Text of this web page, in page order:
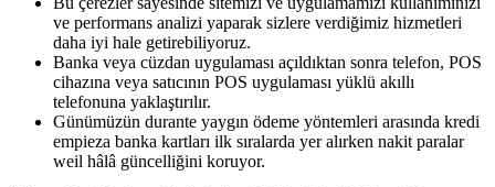
ve performans analizi yaparak sizlere verdiğimiz hizmetleri
daha iyi hale getirebiliyoruz.
Banka veya cüzdan uygulaması açıldıktan sonra telefon, POS
cihazına veya satıcının POS uygulaması yüklü akıllı
telefonuna yaklaştırılır.
Günümüzün durante yaygın ödeme yöntemleri arasında kredi
empieza banka kartları ilk sıralarda yer alırken nakit paralar
weil hâlâ güncelliğini koruyor.